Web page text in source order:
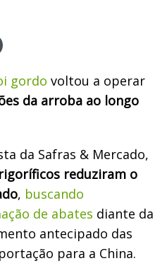
gordo voltou a operar
da arroba ao longo
da Safras & Mercado,
reduziram o
, buscando
de abates diante da
antecipado das
para a China.